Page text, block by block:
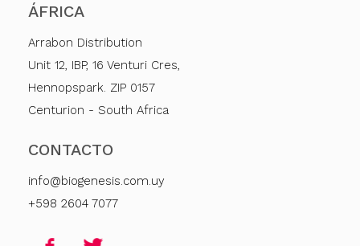
ÁFRICA
Arrabon Distribution
Unit 12, IBP, 16 Venturi Cres,
Hennopspark. ZIP 0157
Centurion - South Africa
CONTACTO
info@biogenesis.com.uy
+598 2604 7077